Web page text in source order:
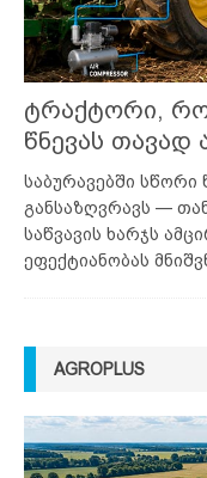
ტრაქტორი,
წნევას თავად
საბურავებში
განსაზღვრავს —
საწვავის ხარჯს
ეფექტიანობას
AGROPLUS